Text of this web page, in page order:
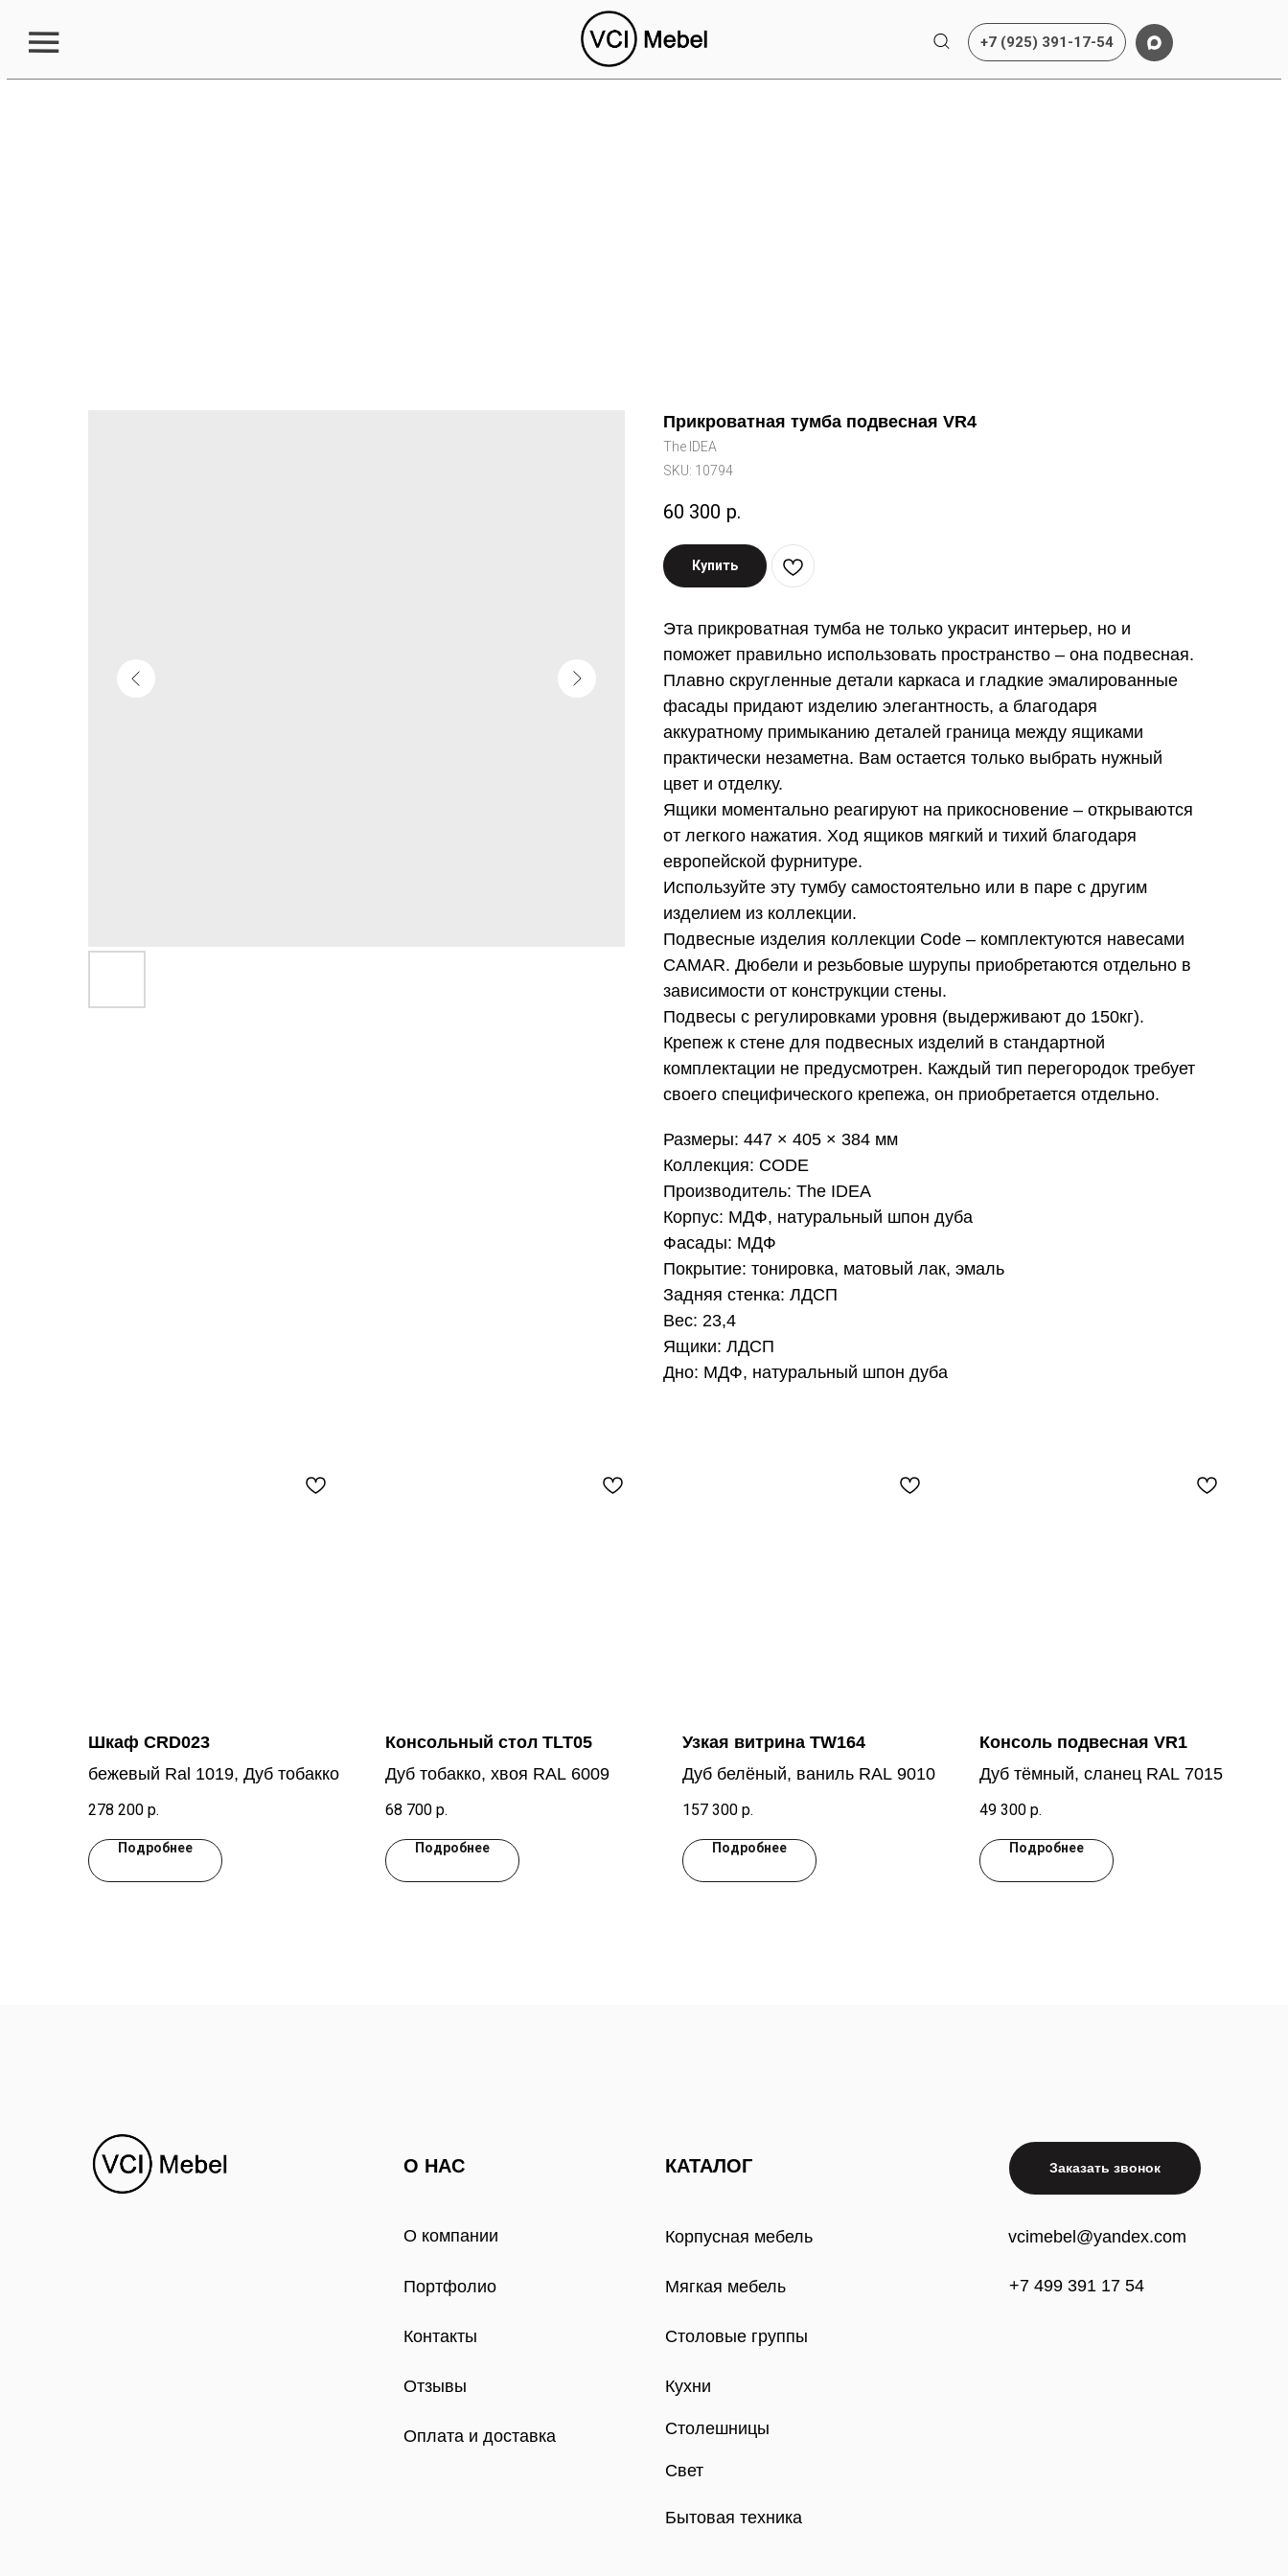
+7 (925) 391-17-54
Прикроватная тумба подвесная VR4
The IDEA
SKU: 10794
60 300 р.
Купить
Эта прикроватная тумба не только украсит интерьер, но и
поможет правильно использовать пространство – она подвесная.
Плавно скругленные детали каркаса и гладкие эмалированные
фасады придают изделию элегантность, а благодаря
аккуратному примыканию деталей граница между ящиками
практически незаметна. Вам остается только выбрать нужный
цвет и отделку.
Ящики моментально реагируют на прикосновение – открываются
от легкого нажатия. Ход ящиков мягкий и тихий благодаря
европейской фурнитуре.
Используйте эту тумбу самостоятельно или в паре с другим
изделием из коллекции.
Подвесные изделия коллекции Code – комплектуются навесами
CAMAR. Дюбели и резьбовые шурупы приобретаются отдельно в
зависимости от конструкции стены.
Подвесы с регулировками уровня (выдерживают до 150кг).
Крепеж к стене для подвесных изделий в стандартной
комплектации не предусмотрен. Каждый тип перегородок требует
своего специфического крепежа, он приобретается отдельно.
Размеры: 447 × 405 × 384 мм
Коллекция: CODE
Производитель: The IDEA
Корпус: МДФ, натуральный шпон дуба
Фасады: МДФ
Покрытие: тонировка, матовый лак, эмаль
Задняя стенка: ЛДСП
Вес: 23,4
Ящики: ЛДСП
Дно: МДФ, натуральный шпон дуба
Шкаф CRD023
бежевый Ral 1019, Дуб тобакко
278 200 р.
Подробнее
Консольный стол TLT05
Дуб тобакко, хвоя RAL 6009
68 700 р.
Подробнее
Узкая витрина TW164
Дуб белёный, ваниль RAL 9010
157 300 р.
Подробнее
Консоль подвесная VR1
Дуб тёмный, сланец RAL 7015
49 300 р.
Подробнее
О компании
О НАС КАТАЛОГ
Портфолио
Контакты
Отзывы
Корпусная мебель
Оплата и доставка
Мягкая мебель
Столовые группы
vcimebel@yandex.com
+7 499 391 17 54
Кухни
Столешницы
Свет
Бытовая техника
Заказать звонок